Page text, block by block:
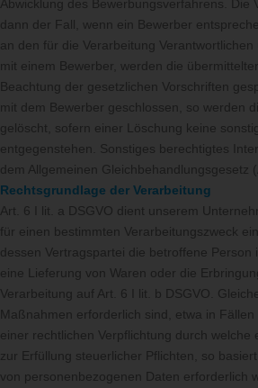
Abwicklung des Bewerbungsverfahrens.
dann der Fall, wenn ein Bewerber
an den für die Verarbeitung
mit einem Bewerber, werden die
Beachtung der gesetzlichen Vorschriften
mit dem Bewerber geschlossen, so werden
gelöscht, sofern einer Löschung keine
entgegenstehen. Sonstiges berechtigtes
dem Allgemeinen Gleichbehandlungsgesetz
Rechtsgrundlage der Verarbeitung
Art. 6 I lit. a DSGVO dient unserem
für einen bestimmten Verarbeitungszweck
dessen Vertragspartei die betroffene
eine Lieferung von Waren oder die
Verarbeitung auf Art. 6 I lit. b DSGVO.
Maßnahmen erforderlich sind, etwa in
einer rechtlichen Verpflichtung durch
zur Erfüllung steuerlicher Pflichten, so
von personenbezogenen Daten erforderlich